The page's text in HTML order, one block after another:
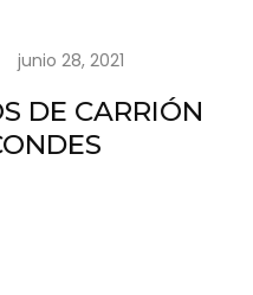
junio 28, 2021
DE CARRIÓN